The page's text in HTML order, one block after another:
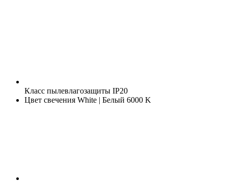
Класс пылевлагозащиты IP20
Цвет свечения White | Белый 6000 K